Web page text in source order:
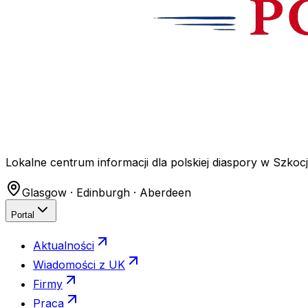
Lokalne centrum informacji dla polskiej diaspory w
Glasgow · Edinburgh · Aberdeen
Portal
Aktualności
Wiadomości z UK
Firmy
Praca